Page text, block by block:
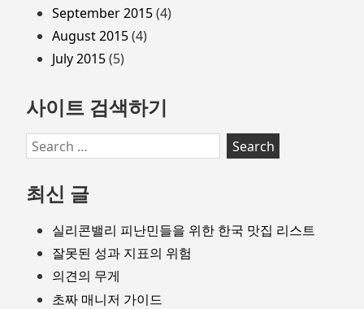
September 2015(4)
August 2015(4)
July 2015(5)
사이트 검색하기
Search
for:
최신 글
실리콘밸리 피난민들을 위한 한국 맛집 리스트
잘못된 성과 지표의 위험
의견의 무게
초짜 매니저 가이드